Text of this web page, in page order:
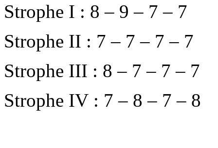
Strophe I : 8 – 9 – 7 – 7
Strophe II : 7 – 7 – 7 – 7
Strophe III : 8 – 7 – 7 – 7
Strophe IV : 7 – 8 – 7 – 8